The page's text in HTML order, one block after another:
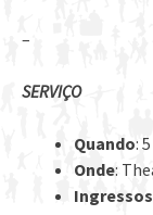
–
SERVIÇO
Quando:
Onde:
Ingressos